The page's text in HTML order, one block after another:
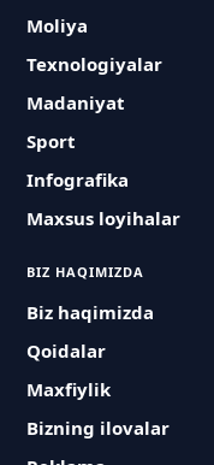
Moliya
Texnologiyalar
Madaniyat
Sport
Infografika
Maxsus loyihalar
BIZ HAQIMIZDA
Biz haqimizda
Qoidalar
Maxfiylik
Bizning ilovalar